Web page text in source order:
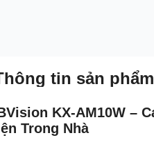
tin sản phẩm
KX-AM10W –
Trong Nhà